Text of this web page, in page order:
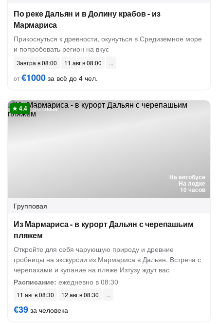
По реке Дальян и в Долину крабов - из
Мармариса
Прикоснуться к древности, окунуться в Средиземное море
и попробовать регион на вкус
Завтра в 08:00
11 авг в 08:00
от€1000 за всё до 4 чел.
На автобусе
На лодке
10 часов
3 отзыва
Групповая
Из Мармариса - в курорт Дальян с черепашьим
пляжем
Откройте для себя чарующую природу и древние
гробницы на экскурсии из Мармариса в Дальян. Встреча с
черепахами и купание на пляже Изтузу ждут вас
Расписание: ежедневно в 08:30
11 авг в 08:30 12 авг в 08:30
€39 за человека